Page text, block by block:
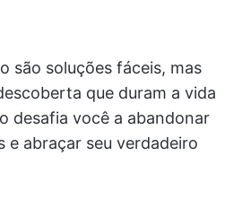
são soluções fáceis, mas
que duram a vida
desafia você a abandonar
e abraçar seu verdadeiro